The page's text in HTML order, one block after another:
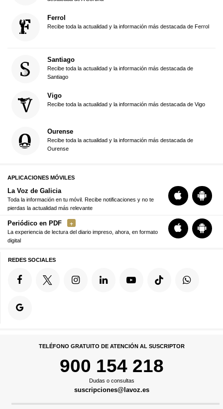
Ferrol
Recibe toda la actualidad y la información más destacada de Ferrol
Santiago
Recibe toda la actualidad y la información más destacada de
Santiago
Vigo
Recibe toda la actualidad y la información más destacada de Vigo
Ourense
Recibe toda la actualidad y la información más destacada de
Ourense
APLICACIONES MÓVILES
La Voz de Galicia
Toda la información en tu móvil. Recibe notificaciones y no te
pierdas la actualidad más relevante
Periódico en PDF
La experiencia de lectura del diario impreso, ahora, en formato
digital
REDES SOCIALES
TELÉFONO GRATUITO DE ATENCIÓN AL SUSCRIPTOR
900 154 218
Dudas o consultas
suscripciones@lavoz.es